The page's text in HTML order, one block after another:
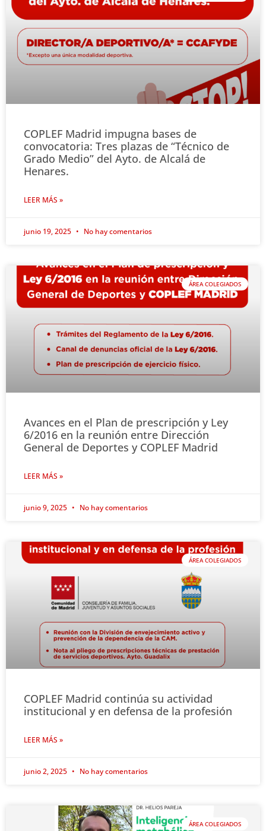
COPLEF Madrid impugna bases de
convocatoria: Tres plazas de “Técnico de
Grado Medio” del Ayto. de Alcalá de
Henares.
LEER MÁS »
junio 19, 2025 No hay comentarios
ÁREA COLEGIADOS
Avances en el Plan de prescripción y Ley
6/2016 en la reunión entre Dirección
General de Deportes y COPLEF Madrid
LEER MÁS »
junio 9, 2025 No hay comentarios
ÁREA COLEGIADOS
COPLEF Madrid continúa su actividad
institucional y en defensa de la profesión
LEER MÁS »
junio 2, 2025 No hay comentarios
ÁREA COLEGIADOS